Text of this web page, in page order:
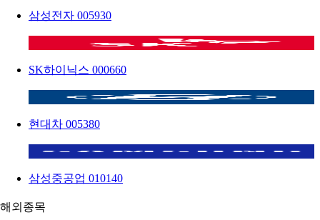
삼성전자 005930
SK하이닉스 000660
현대차 005380
삼성중공업 010140
해외종목